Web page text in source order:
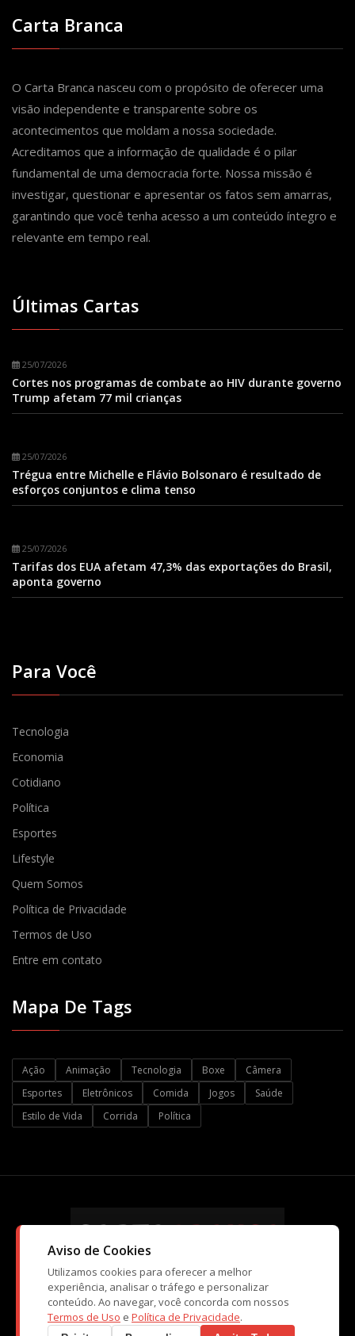
Carta Branca
O Carta Branca nasceu com o propósito de oferecer uma
visão independente e transparente sobre os
acontecimentos que moldam a nossa sociedade.
Acreditamos que a informação de qualidade é o pilar
fundamental de uma democracia forte. Nossa missão é
investigar, questionar e apresentar os fatos sem amarras,
garantindo que você tenha acesso a um conteúdo íntegro e
relevante em tempo real.
Últimas Cartas
25/07/2026
Cortes nos programas de combate ao HIV durante governo
Trump afetam 77 mil crianças
25/07/2026
Trégua entre Michelle e Flávio Bolsonaro é resultado de
esforços conjuntos e clima tenso
25/07/2026
Tarifas dos EUA afetam 47,3% das exportações do Brasil,
aponta governo
Para Você
Tecnologia
Economia
Cotidiano
Política
Esportes
Lifestyle
Quem Somos
Política de Privacidade
Termos de Uso
Entre em contato
Mapa De Tags
Ação Animação Tecnologia Boxe
Câmera
Esportes
Eletrônicos Comida Jogos
Saúde
Estilo de Vida
Corrida Política
© Copyright CartaBranca 2026. Kopi Tecnologia e Atividades de
Ensino Ltda
Aviso de Cookies
Utilizamos cookies para oferecer a melhor
experiência, analisar o tráfego e personalizar
conteúdo. Ao navegar, você concorda com nossos
Termos de Uso e Política de Privacidade.